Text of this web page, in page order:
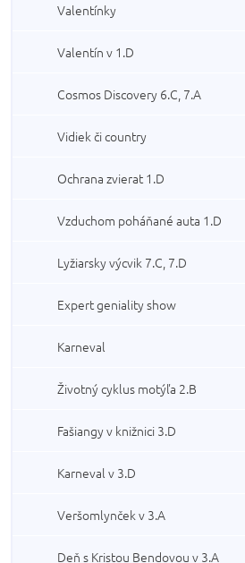
Valentínky
Valentín v 1.D
Cosmos Discovery 6.C, 7.A
Vidiek či country
Ochrana zvierat 1.D
Vzduchom poháňané auta 1.D
Lyžiarsky výcvik 7.C, 7.D
Expert geniality show
Karneval
Životný cyklus motýľa 2.B
Fašiangy v knižnici 3.D
Karneval v 3.D
Veršomlynček v 3.A
Deň s Kristou Bendovou v 3.A